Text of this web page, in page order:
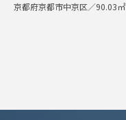
京都府京都市中京区／90.03㎡